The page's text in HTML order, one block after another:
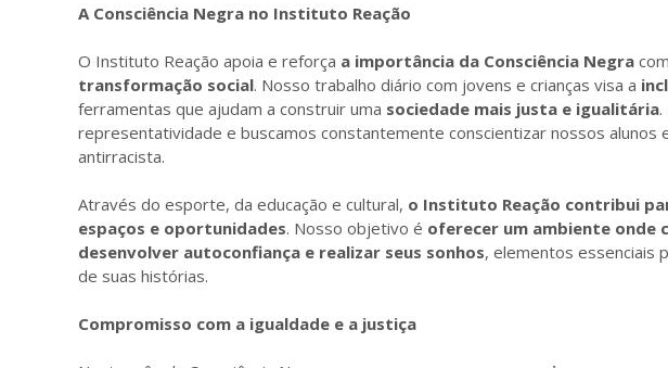
A Consciência Negra no Instituto Reação
O Instituto Reação apoia e reforça a importância da Consciência Negra
transformação social. Nosso trabalho diário com jovens e crianças visa a
ferramentas que ajudam a construir uma sociedade mais justa e igualitária
representatividade e buscamos constantemente conscientizar nossos alunos
antirracista.
Através do esporte, da educação e cultural, o Instituto Reação contribui
espaços e oportunidades. Nosso objetivo é oferecer um ambiente onde
desenvolver autoconfiança e realizar seus sonhos, elementos essenciais
de suas histórias.
Compromisso com a igualdade e a justiça